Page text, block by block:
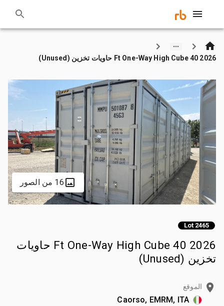
2026 40 Ft One-Way High Cube حاويات تخزين (Unused)
16 من الصور
Lot 2465
2026 40 Ft One-Way High Cube حاويات
تخزين (Unused)
الموقع
Caorso, EMRM, ITA